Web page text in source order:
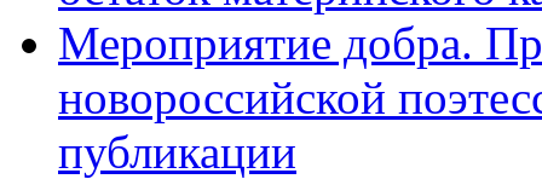
Мероприятие добра.
новороссийской
публикации